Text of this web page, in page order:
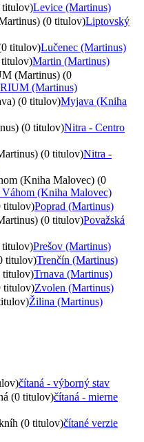
titulov)Levice (Martinus)
(0 titulov)Liptovský
titulov)Lučenec (Martinus)
Martin (Martinus)
(Martinus) (0
(Martinus)
(0 titulov)Myjava (Kniha
(0 titulov)Nitra - Centro
(0 titulov)Nitra -
(Kniha Malovec) (0
(Kniha Malovec)
titulov)Poprad (Martinus)
(0 titulov)Považská
titulov)Prešov (Martinus)
titulov)Trenčín (Martinus)
titulov)Trnava (Martinus)
titulov)Zvolen (Martinus)
Žilina (Martinus)
čítaná - výborný stav
(0 titulov)čítaná - mierne
(0 titulov)čítané verzie